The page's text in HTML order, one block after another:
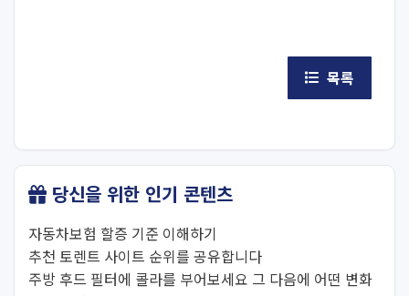
목록
당신을 위한 인기 콘텐츠
자동차보험 할증 기준 이해하기
추천 토렌트 사이트 순위를 공유합니다
주방 후드 필터에 콜라를 부어보세요 그 다음에 어떤 변화